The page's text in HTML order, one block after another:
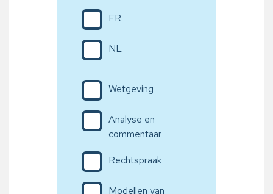
FR
NL
Wetgeving
Analyse en
commentaar
Rechtspraak
Modellen van